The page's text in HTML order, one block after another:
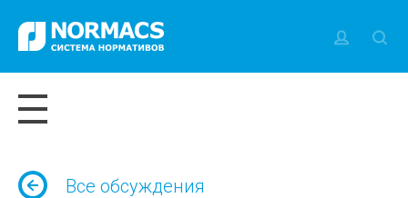
Все обсуждения